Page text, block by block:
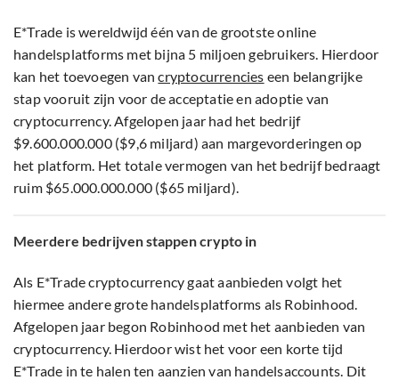
E*Trade is wereldwijd één van de grootste online
handelsplatforms met bijna 5 miljoen gebruikers. Hierdoor
kan het toevoegen vancryptocurrencies een belangrijke
stap vooruit zijn voor de acceptatie en adoptie van
cryptocurrency. Afgelopen jaar had het bedrijf
$9.600.000.000 ($9,6 miljard) aan margevorderingen op
het platform. Het totale vermogen van het bedrijf bedraagt
ruim $65.000.000.000 ($65 miljard).
Meerdere bedrijven stappen crypto in
Als E*Trade cryptocurrency gaat aanbieden volgt het
hiermee andere grote handelsplatforms als Robinhood.
Afgelopen jaar begon Robinhood met het aanbieden van
cryptocurrency. Hierdoor wist het voor een korte tijd
E*Trade in te halen ten aanzien van handelsaccounts. Dit